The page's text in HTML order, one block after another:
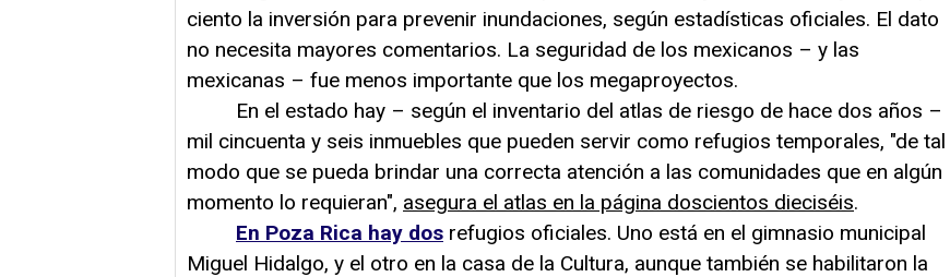
ciento la inversión para prevenir inundaciones, según estadísticas oficiales. El dato
no necesita mayores comentarios. La seguridad de los mexicanos – y las
mexicanas – fue menos importante que los megaproyectos.
En el estado hay – según el inventario del atlas de riesgo de hace dos años –
mil cincuenta y seis inmuebles que pueden servir como refugios temporales, "de tal
modo que se pueda brindar una correcta atención a las comunidades que en algún
momento lo requieran", asegura el atlas en la página doscientos dieciséis.
En Poza Rica hay dos refugios oficiales. Uno está en el gimnasio municipal
Miguel Hidalgo, y el otro en la casa de la Cultura, aunque también se habilitaron la